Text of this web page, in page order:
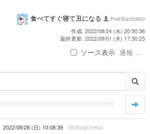
食べてすぐ寝て丑になる
PoleStar25800
作成: 2022/08/24 (水) 20:50:36
最終更新: 2022/09/01 (木) 17:30:25
ソース表示 通報 ...
2022/08/28 (日) 10:08:39 5826d@3e8a0